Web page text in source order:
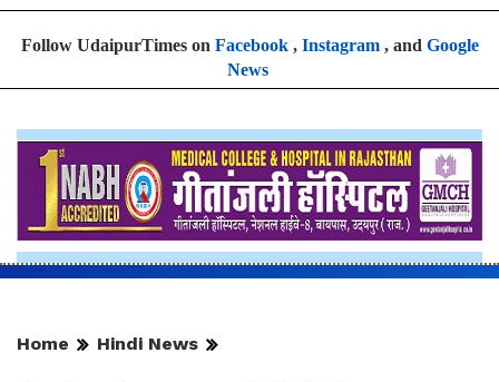
Follow UdaipurTimes on Facebook, Instagram, and Google
News
Home Hindi News